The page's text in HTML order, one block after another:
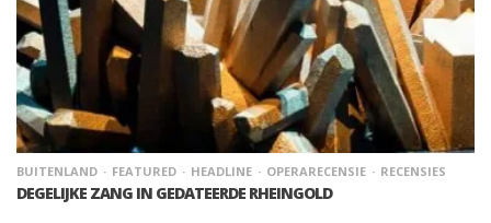
BUITENLAND FEATURED HEADLINE OPERARECENSIE RECENSIES
DEGELIJKE ZANG IN GEDATEERDE RHEINGOLD